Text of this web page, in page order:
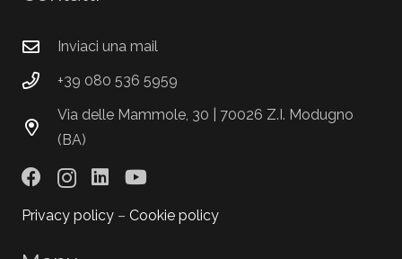
Inviaci una mail
+39 080 536 5959
Via delle Mammole, 30 | 70026 Z.I. Modugno
(BA)
Privacy policy – Cookie policy